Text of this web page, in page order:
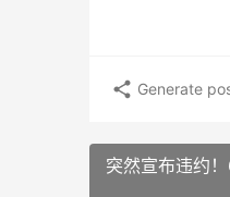
Generate
突然宣布违约